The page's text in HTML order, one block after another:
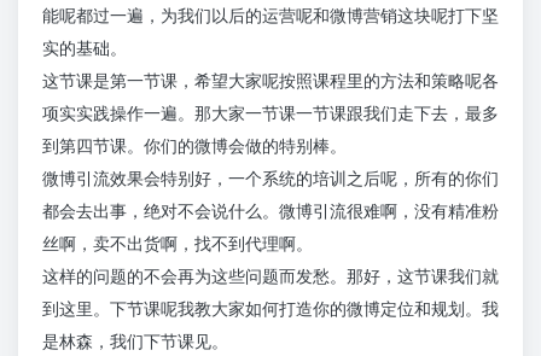
能呢都过一遍，为我们以后的运营呢和微博营销这块呢打下坚
实的基础。
这节课是第一节课，希望大家呢按照课程里的方法和策略呢各
项实实践操作一遍。那大家一节课一节课跟我们走下去，最多
到第四节课。你们的微博会做的特别棒。
微博引流效果会特别好，一个系统的培训之后呢，所有的你们
都会去出事，绝对不会说什么。微博引流很难啊，没有精准粉
丝啊，卖不出货啊，找不到代理啊。
这样的问题的不会再为这些问题而发愁。那好，这节课我们就
到这里。下节课呢我教大家如何打造你的微博定位和规划。我
是林森，我们下节课见。